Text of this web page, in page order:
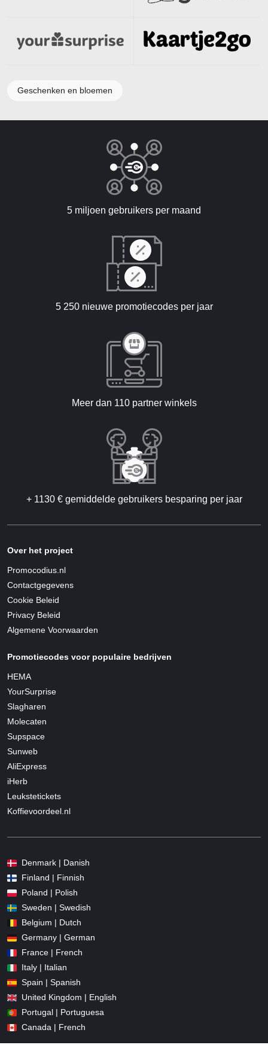
Geschenken en bloemen
5 miljoen gebruikers per maand
5 250 nieuwe promotiecodes per jaar
Meer dan 110 partner winkels
+ 1130 € gemiddelde gebruikers besparing per jaar
Over het project
Promocodius.nl
Contactgegevens
Cookie Beleid
Privacy Beleid
Algemene Voorwaarden
Promotiecodes voor populaire bedrijven
HEMA
YourSurprise
Slagharen
Molecaten
Supspace
Sunweb
AliExpress
iHerb
Leukstetickets
Koffievoordeel.nl
Denmark | Danish
Finland | Finnish
Poland | Polish
Sweden | Swedish
Belgium | Dutch
Germany | German
France | French
Italy | Italian
Spain | Spanish
United Kingdom | English
Portugal | Portuguesa
Canada | French